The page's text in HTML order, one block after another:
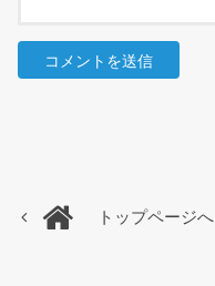
トップページへ